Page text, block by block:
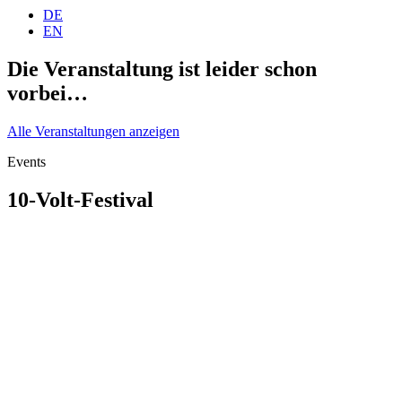
DE
EN
Die Veranstaltung ist leider schon
vorbei…
Alle Veranstaltungen anzeigen
Events
10-Volt-Festival